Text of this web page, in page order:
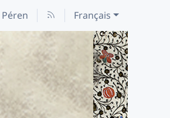
Péren Français